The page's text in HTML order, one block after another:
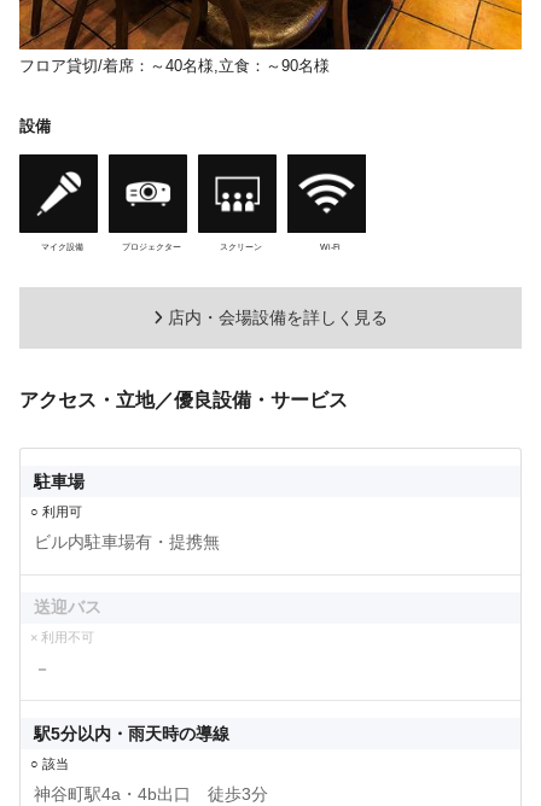
フロア貸切/着席：～40名様,立食：～90名様
設備
マイク設備 プロジェクター スクリーン Wi-Fi
店内・会場設備を詳しく見る
アクセス・立地／優良設備・サービス
駐車場
○ 利用可
ビル内駐車場有・提携無
送迎バス
× 利用不可
－
駅5分以内・雨天時の導線
○ 該当
神谷町駅4a・4b出口 徒歩3分